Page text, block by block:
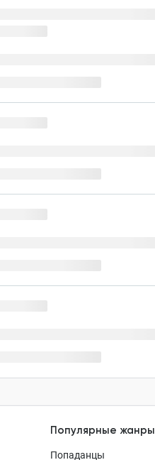
Популярные жанры
Попаданцы